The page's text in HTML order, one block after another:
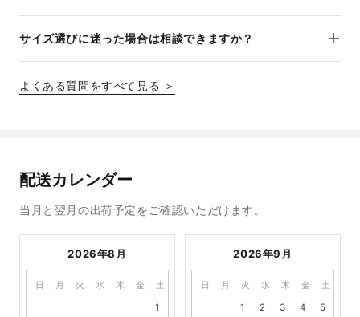
サイズ選びに迷った場合は相談できますか？
よくある質問をすべて見る ＞
配送カレンダー
当月と翌月の出荷予定をご確認いただけます。
2026年8月
日 月 火 水 木 金 土
1
2026年9月
日 月 火 水 木 金 土
1 2 3 4
5